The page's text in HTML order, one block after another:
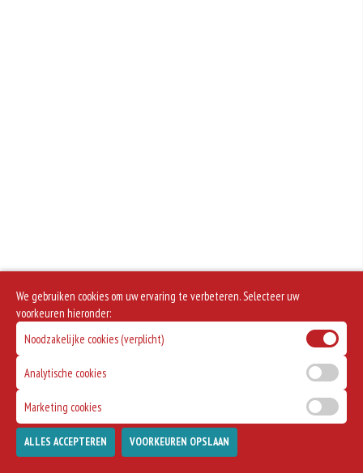
We gebruiken cookies om uw ervaring te verbeteren. Selecteer uw
voorkeuren hieronder:
Noodzakelijke cookies (verplicht)
Analytische cookies
Marketing cookies
ALLES ACCEPTEREN VOORKEUREN OPSLAAN